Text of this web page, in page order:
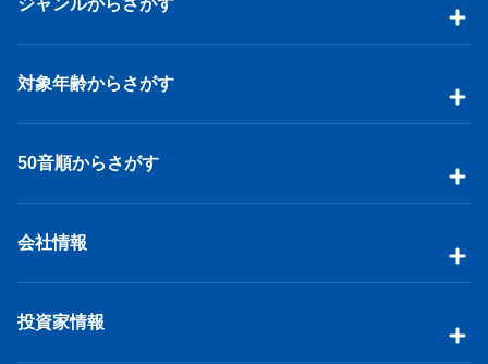
ジャンルからさがす
対象年齢からさがす
50音順からさがす
会社情報
投資家情報